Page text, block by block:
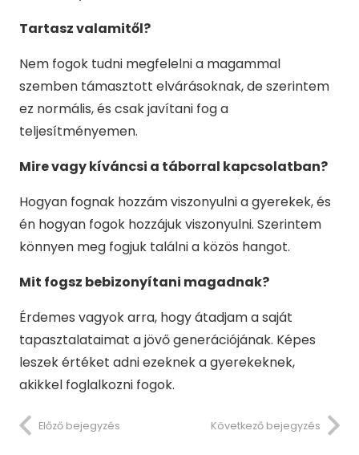
Tartasz valamitől?
Nem fogok tudni megfelelni a magammal
szemben támasztott elvárásoknak, de szerintem
ez normális, és csak javítani fog a
teljesítményemen.
Mire vagy kíváncsi a táborral kapcsolatban?
Hogyan fognak hozzám viszonyulni a gyerekek, és
én hogyan fogok hozzájuk viszonyulni. Szerintem
könnyen meg fogjuk találni a közös hangot.
Mit fogsz bebizonyítani magadnak?
Érdemes vagyok arra, hogy átadjam a saját
tapasztalataimat a jövő generációjának. Képes
leszek értéket adni ezeknek a gyerekeknek,
akikkel foglalkozni fogok.
Előző bejegyzés Következő bejegyzés